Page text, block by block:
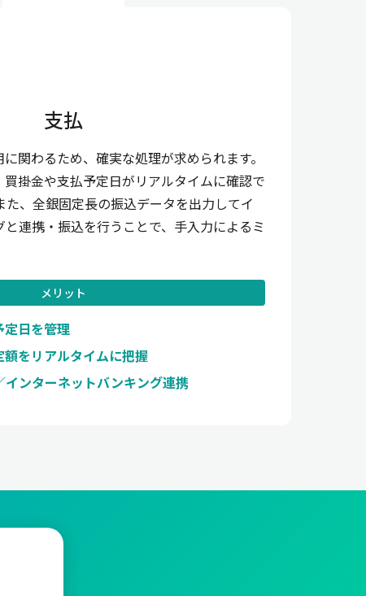
支払
関わるため、確実な処理が求められます。
掛金や支払予定日がリアルタイムに確認で
た、全銀固定長の振込データを出力してイ
連携・振込を行うことで、手入力によるミ
メリット
定日を管理
をリアルタイムに把握
インターネットバンキング連携